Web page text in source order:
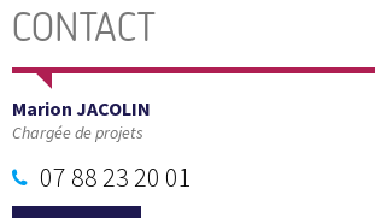
CONTACT
Marion JACOLIN
Chargée de projets
07 88 23 20 01